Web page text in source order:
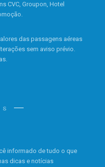
CVC, Groupon, Hotel
das passagens aéreas
sem aviso prévio.
informado de tudo o que
dicas e notícias